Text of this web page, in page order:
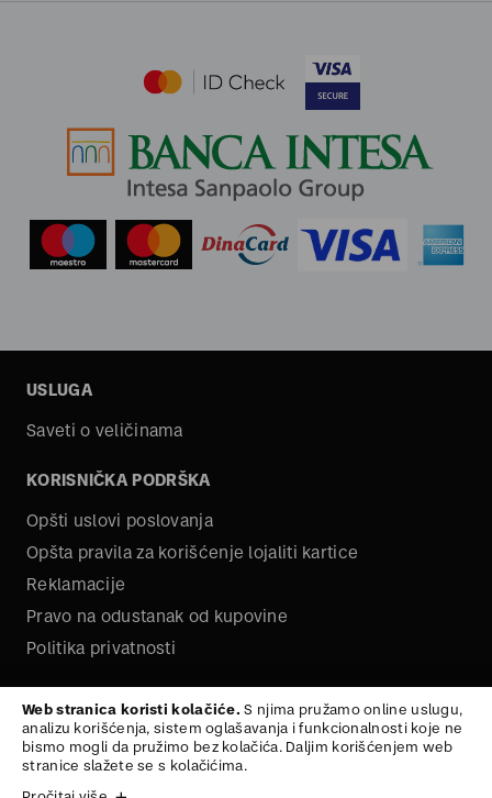
USLUGA
Saveti o veličinama
KORISNIČKA PODRŠKA
Opšti uslovi poslovanja
Opšta pravila za korišćenje lojaliti kartice
Reklamacije
Pravo na odustanak od kupovine
Politika privatnosti
Kariera
Web stranica koristi kolačiće. S njima pružamo online uslugu,
analizu korišćenja, sistem oglašavanja i funkcionalnosti koje ne
bismo mogli da pružimo bez kolačića. Daljim korišćenjem web
stranice slažete se s kolačićima.